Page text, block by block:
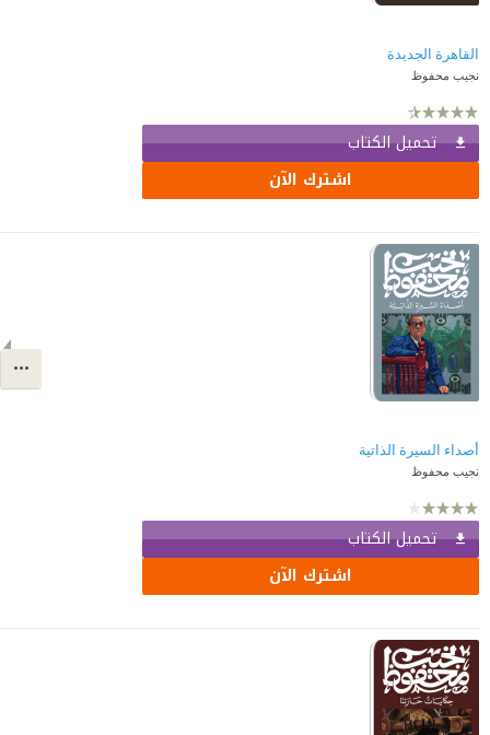
القاهرة الجديدة
نجيب محفوظ
تحميل الكتاب
اشترك الآن
أصداء السيرة الذاتية
نجيب محفوظ
تحميل الكتاب
اشترك الآن